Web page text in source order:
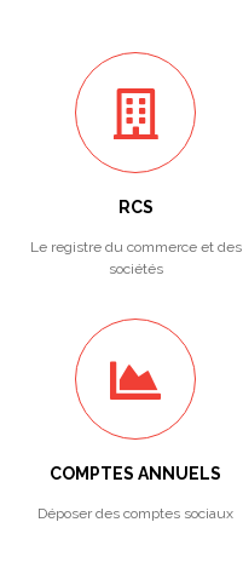
RCS
Le registre du commerce et des
sociétés
COMPTES ANNUELS
Déposer des comptes sociaux